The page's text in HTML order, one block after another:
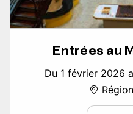
Entrées au
Du 1 février 2026